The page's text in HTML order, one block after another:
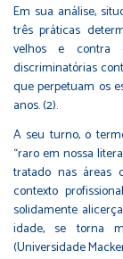
Em sua análise,
três práticas
velhos e contra
discriminatórias
que perpetuam os
anos. (2).
A seu turno, o
“raro em nossa
tratado nas áreas
contexto
solidamente
idade, se torna
(Universidade